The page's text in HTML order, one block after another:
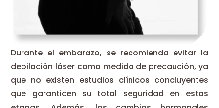
Durante el embarazo, se recomienda evitar la
depilación láser como medida de precaución, ya
que no existen estudios clínicos concluyentes
que garanticen su total seguridad en estas